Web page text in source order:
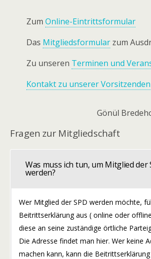
Zum Online-Eintrittsformular
Das Mitgliedsformularzum
Zu unseren Terminen und
Kontakt zu unserer Vorsitzenden
Gönül
Fragen zur Mitgliedschaft
Was muss ich tun, um Mitglied der
werden?
Wer Mitglied der SPD werden möchte,
Beitrittserklärung aus ( online oder
diese an seine zuständige örtliche
Die Adresse findet man hier. Wer keine
machen kann, kann die